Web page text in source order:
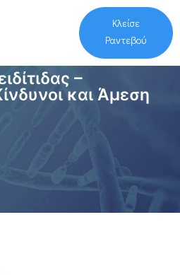
Κλείσε
Ραντεβού
–
και Άμεση